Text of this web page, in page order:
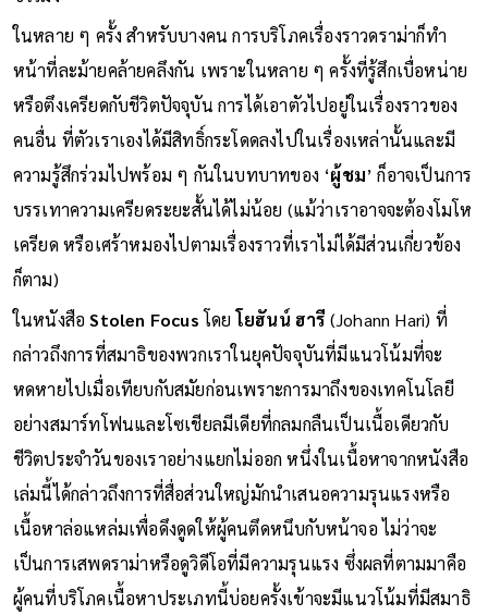
ในหลาย ๆ ครั้ง สำหรับบางคน การบริโภคเรื่องราวดราม่าก็ทำ
หน้าที่ละม้ายคล้ายคลึงกัน เพราะในหลาย ๆ ครั้งที่รู้สึกเบื่อหน่าย
หรือตึงเครียดกับชีวิตปัจจุบัน การได้เอาตัวไปอยู่ในเรื่องราวของ
คนอื่น ที่ตัวเราเองได้มีสิทธิ์กระโดดลงไปในเรื่องเหล่านั้นและมี
ความรู้สึกร่วมไปพร้อม ๆ กันในบทบาทของ ‘ผู้ชม’ ก็อาจเป็นการ
บรรเทาความเครียดระยะสั้นได้ไม่น้อย (แม้ว่าเราอาจจะต้องโมโห
เครียด หรือเศร้าหมองไปตามเรื่องราวที่เราไม่ได้มีส่วนเกี่ยวข้อง
ก็ตาม)
ในหนังสือStolen Focus โดยโยฮันน์ ฮารี (Johann Hari) ที่
กล่าวถึงการที่สมาธิของพวกเราในยุคปัจจุบันที่มีแนวโน้มที่จะ
หดหายไปเมื่อเทียบกับสมัยก่อนเพราะการมาถึงของเทคโนโลยี
อย่างสมาร์ทโฟนและโซเชียลมีเดียที่กลมกลืนเป็นเนื้อเดียวกับ
ชีวิตประจำวันของเราอย่างแยกไม่ออก หนึ่งในเนื้อหาจากหนังสือ
เล่มนี้ได้กล่าวถึงการที่สื่อส่วนใหญ่มักนำเสนอความรุนแรงหรือ
เนื้อหาล่อแหล่มเพื่อดึงดูดให้ผู้คนตึดหนึบกับหน้าจอ ไม่ว่าจะ
เป็นการเสพดราม่าหรือดูวิดีโอที่มีความรุนแรง ซึ่งผลที่ตามมาคือ
ผู้คนที่บริโภคเนื้อหาประเภทนี้บ่อยครั้งเข้าจะมีแนวโน้มที่มีสมาธิ